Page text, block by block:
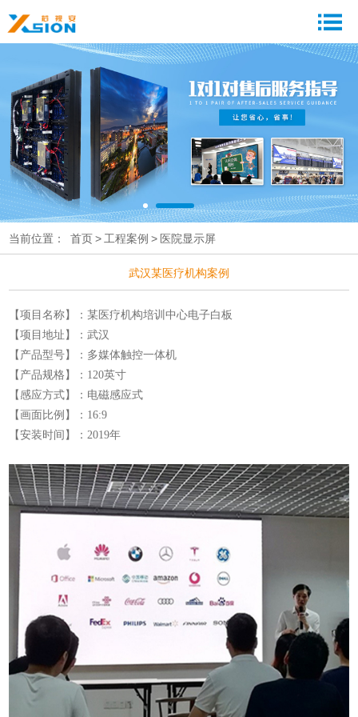
当前位置： 首页> 工程案例 > 医院显示屏
武汉某医疗机构案例
【项目名称】：某医疗机构培训中心电子白板
【项目地址】：武汉
【产品型号】：多媒体触控一体机
【产品规格】：120英寸
【感应方式】：电磁感应式
【画面比例】： 16:9
【安装时间】：2019年